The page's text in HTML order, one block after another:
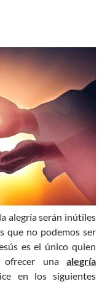
alegría serán inútiles
que no podemos ser
es el único quien
ofrecer una alegría
en los siguientes